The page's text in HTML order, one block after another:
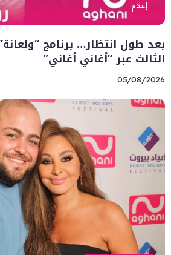
إعلام
بعد طول انتظار… برنامج
الثالث عبر “أغاني أغاني”
05/08/2026